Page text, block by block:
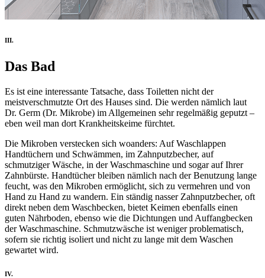
III.
Das Bad
Es ist eine interessante Tatsache, dass Toiletten nicht der
meistverschmutzte Ort des Hauses sind. Die werden nämlich laut
Dr. Germ (Dr. Mikrobe) im Allgemeinen sehr regelmäßig geputzt –
eben weil man dort Krankheitskeime fürchtet.
Die Mikroben verstecken sich woanders: Auf Waschlappen
Handtüchern und Schwämmen, im Zahnputzbecher, auf
schmutziger Wäsche, in der Waschmaschine und sogar auf Ihrer
Zahnbürste. Handtücher bleiben nämlich nach der Benutzung lange
feucht, was den Mikroben ermöglicht, sich zu vermehren und von
Hand zu Hand zu wandern. Ein ständig nasser Zahnputzbecher, oft
direkt neben dem Waschbecken, bietet Keimen ebenfalls einen
guten Nährboden, ebenso wie die Dichtungen und Auffangbecken
der Waschmaschine. Schmutzwäsche ist weniger problematisch,
sofern sie richtig isoliert und nicht zu lange mit dem Waschen
gewartet wird.
IV.